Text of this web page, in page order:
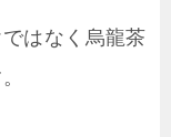
はなく烏龍茶